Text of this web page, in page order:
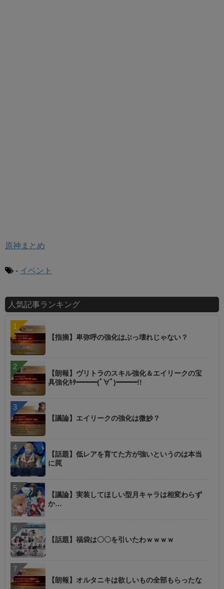
原神まとめ
- イベント
人気記事ランキング
【指摘】卑弥呼の強化はぶっ壊れじゃない？
【朗報】ヴリトラのスキル強化＆エイリークの宝
具強化ｷﾀ━━━(ﾟ∀ﾟ)━━━!!
【議論】エイリークの強化は微妙？
【話題】低レアを育てた方が強いというのは本当
に罠
【議論】実装してほしい型月キャラは相変わらず
か…
【話題】福袋は〇〇を引いたわｗｗｗｗ
【朗報】オルタニキは欲しいもの全部もらったな